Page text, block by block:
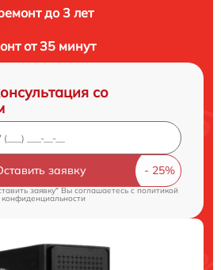
до 3 лет
от 35 минут
со
заявку
заявку" Вы соглашаетесь cполитикой
конфиденциальности